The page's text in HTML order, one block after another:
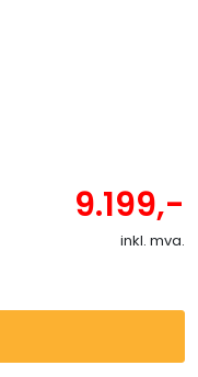
9.199,-
inkl. mva.